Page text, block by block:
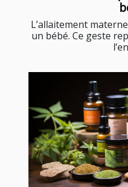
L’allaitement
un bébé. Ce geste